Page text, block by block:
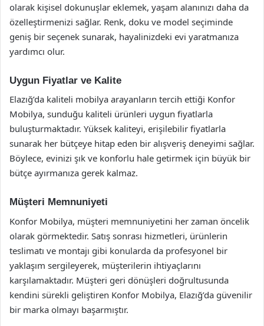
olarak kişisel dokunuşlar eklemek, yaşam alanınızı daha da
özelleştirmenizi sağlar. Renk, doku ve model seçiminde
geniş bir seçenek sunarak, hayalinizdeki evi yaratmanıza
yardımcı olur.
Uygun Fiyatlar ve Kalite
Elazığ’da kaliteli mobilya arayanların tercih ettiği Konfor
Mobilya, sunduğu kaliteli ürünleri uygun fiyatlarla
buluşturmaktadır. Yüksek kaliteyi, erişilebilir fiyatlarla
sunarak her bütçeye hitap eden bir alışveriş deneyimi sağlar.
Böylece, evinizi şık ve konforlu hale getirmek için büyük bir
bütçe ayırmanıza gerek kalmaz.
Müşteri Memnuniyeti
Konfor Mobilya, müşteri memnuniyetini her zaman öncelik
olarak görmektedir. Satış sonrası hizmetleri, ürünlerin
teslimatı ve montajı gibi konularda da profesyonel bir
yaklaşım sergileyerek, müşterilerin ihtiyaçlarını
karşılamaktadır. Müşteri geri dönüşleri doğrultusunda
kendini sürekli geliştiren Konfor Mobilya, Elazığ’da güvenilir
bir marka olmayı başarmıştır.